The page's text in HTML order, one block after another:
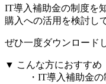
IT導入補助金の制度を
購入への活用を検討し
ぜひ一度ダウンロード
▼ こんな方におすすめ
・IT導入補助金